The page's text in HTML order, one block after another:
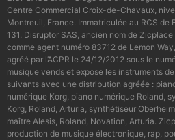
Centre Commercial Croix-de-Chavaux,
Montreuil, France. Immatriculée au RCS
131. Disruptor SAS, ancien nom de
comme agent numéro 83712 de Lemon
agréé par l’ACPR le 24/12/2012 sous le
musique vends et expose les instruments
suivants avec une distribution agréée :
numérique Korg, piano numérique Roland,
Korg, Roland, Arturia, synthétiseur
maître Alesis, Roland, Novation, Arturia.
production de musique électronique, rap,